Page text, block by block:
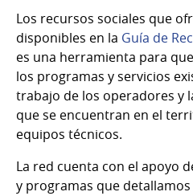
Los recursos sociales que
disponibles en la Guía de
es una herramienta para
los programas y servicios
trabajo de los operadores y
que se encuentran en el
equipos técnicos.
La red cuenta con el apoyo
y programas que